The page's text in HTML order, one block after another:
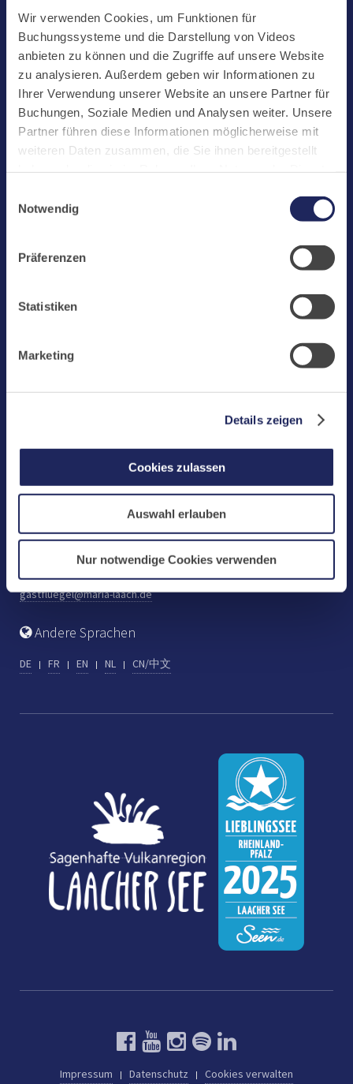
Wir verwenden Cookies, um Funktionen für
Buchungssysteme und die Darstellung von Videos
anbieten zu können und die Zugriffe auf unsere Website
zu analysieren. Außerdem geben wir Informationen zu
Ihrer Verwendung unserer Website an unsere Partner für
Buchungen, Soziale Medien und Analysen weiter. Unsere
Partner führen diese Informationen möglicherweise mit
weiteren Daten zusammen, die Sie ihnen bereitgestellt
challenges.cloudflare.com: Wir verwenden das online
Buchungssystem MEWS in unserem Hotel und unserem
übermittelt. Cookies von eu5.bookingkit.de: Wir
Buchungen von Bibliotheks- und Klosterführungen. Um
Buchungen durchführen zu können akzeptieren Sie bitte
Notwendig
Präferenzen
Statistiken
Marketing
Details zeigen
Cookies zulassen
Auswahl erlauben
Nur notwendige Cookies verwenden
Start
Aktuelles
Kloster
Klosterbetriebe
Spenden
Laacher See
Jobs
Fax: +49 (0) 2652 59-359
www.maria-laach.de
Tel: +49 (0) 2652 59-313
Fax: +49 (0) 2652 59-282
gastfluegel@maria-laach.de
Andere Sprachen
DE FR EN NL CN/中文
Impressum Datenschutz Cookies verwalten